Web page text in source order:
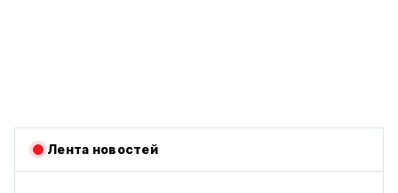
Лента новостей